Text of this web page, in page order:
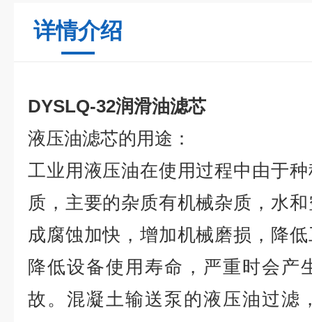
详情介绍
DYSLQ-32润滑油滤芯
液压油滤芯的用途：
工业用液压油在使用过程中由于
质，主要的杂质有机械杂质，水
成腐蚀加快，增加机械磨损，降
降低设备使用寿命，严重时会产
故。混凝土输送泵的液压油过滤